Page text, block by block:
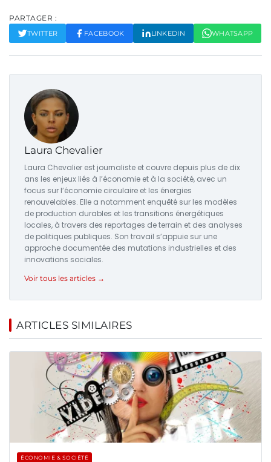
PARTAGER :
TWITTER FACEBOOK LINKEDIN WHATSAPP
Laura Chevalier
Laura Chevalier est journaliste et couvre depuis plus de dix
ans les enjeux liés à l’économie et à la société, avec un
focus sur l’économie circulaire et les énergies
renouvelables. Elle a notamment enquêté sur les modèles
de production durables et les transitions énergétiques
locales, à travers des reportages de terrain et des analyses
de politiques publiques. Son travail s’appuie sur une
approche documentée des mutations industrielles et des
innovations sociales.
Voir tous les articles →
ARTICLES SIMILAIRES
ÉCONOMIE & SOCIÉTÉ